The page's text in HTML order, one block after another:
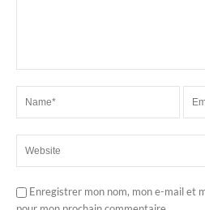
Enregistrer mon nom, mon e-mail et